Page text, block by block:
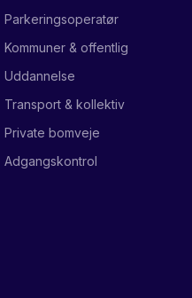
Parkeringsoperatør
Kommuner & offentlig
Uddannelse
Transport & kollektiv
Private bomveje
Adgangskontrol